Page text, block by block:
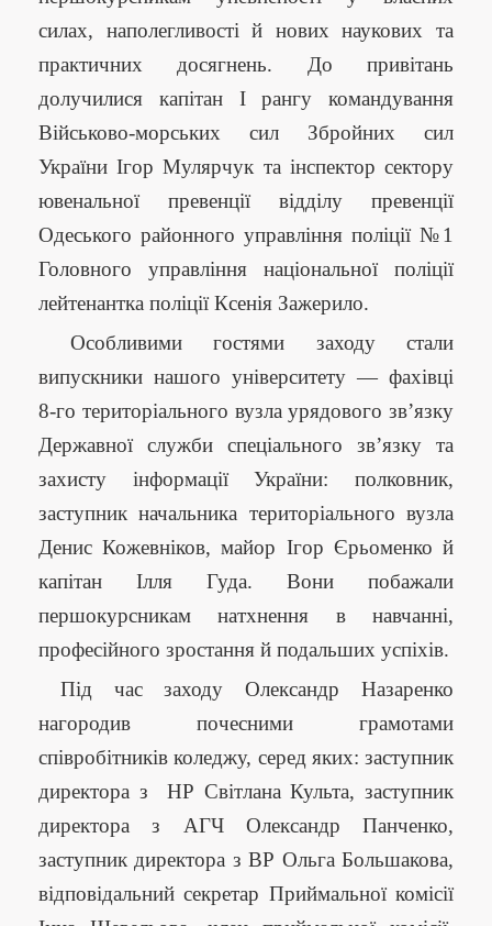
силах, наполегливості й нових наукових та
практичних досягнень. До привітань
долучилися капітан І рангу командування
Військово-морських сил Збройних сил
України Ігор Мулярчук та інспектор сектору
ювенальної превенції відділу превенції
Одеського районного управління поліції №1
Головного управління національної поліції
лейтенантка поліції Ксенія Зажерило.
Особливими гостями заходу стали
випускники нашого університету — фахівці
8-го територіального вузла урядового зв’язку
Державної служби спеціального зв’язку та
захисту інформації України: полковник,
заступник начальника територіального вузла
Денис Кожевніков, майор Ігор Єрьоменко й
капітан Ілля Гуда. Вони побажали
першокурсникам натхнення в навчанні,
професійного зростання й подальших успіхів.
Під час заходу Олександр Назаренко
нагородив почесними грамотами
співробітників коледжу, серед яких: заступник
директора з НР Світлана Культа, заступник
директора з АГЧ Олександр Панченко,
заступник директора з ВР Ольга Большакова,
відповідальний секретар Приймальної комісії